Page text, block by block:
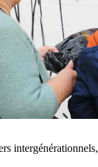
intergénérationnels,